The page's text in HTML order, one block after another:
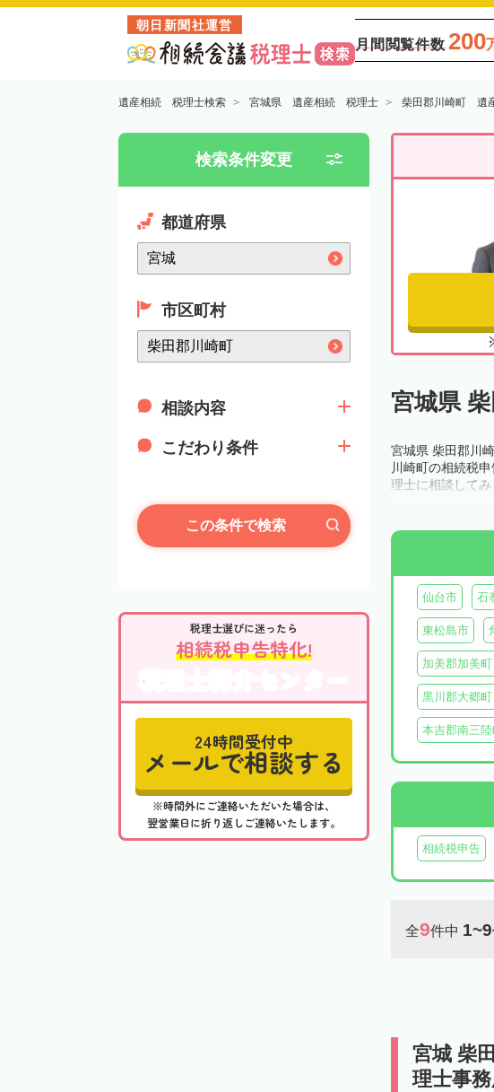
朝日新聞社運営
月間閲覧件数 200
遺産相続 税理士検索 宮城県 遺産相続 税理士 柴田郡川崎町 遺
検索条件変更
都道府県
市区町村
相談内容
こだわり条件
この条件で検索
税理士選びに迷ったら
相続税申告特化!
税理士紹介センター
24時間受付中
メールで相談する
※時間外にご連絡いただいた場合は、
翌営業日に折り返しご連絡いたします。
宮城県
宮城県 柴田郡川
川崎町の相続税
理士に相談してみ
仙台市 石
東松島市
加美郡加美町
黒川郡大郷町
本吉郡南三
相続税申告
全9件中 1~9
宮城 柴
理士事